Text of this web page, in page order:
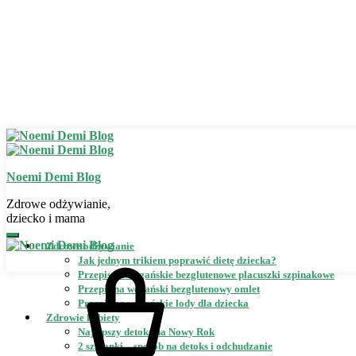
Noemi Demi Blog
Zdrowe odżywianie,
dziecko i mama
Zdrowe odżywianie
Jak jednym trikiem poprawić dietę dziecka?
Przepis na wegańskie bezglutenowe placuszki szpinakowe
Przepis na wegański bezglutenowy omlet
Przepis na wegańskie lody dla dziecka
Zdrowie kobiety
Najlepszy detoks na Nowy Rok
2 szklanki – sposób na detoks i odchudzanie